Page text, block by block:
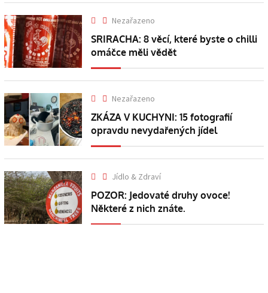
Nezařazeno
SRIRACHA: 8 věcí, které byste o chilli
omáčce měli vědět
Nezařazeno
ZKÁZA V KUCHYNI: 15 fotografií
opravdu nevydařených jídel
Jídlo & Zdraví
POZOR: Jedovaté druhy ovoce!
Některé z nich znáte.